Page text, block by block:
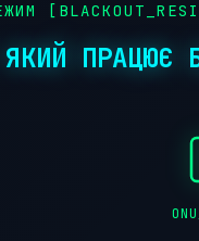
ПРАЦЮЄ